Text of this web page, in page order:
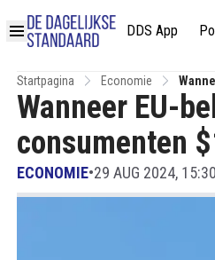
DDS App
Startpagina Economie
Wanneer EU-
consumenten
ECONOMIE•29 AUG 2024, 15:30